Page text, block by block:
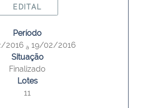
EDITAL
Período
2016 à 19/02/2016
Situação
Finalizado
Lotes
11